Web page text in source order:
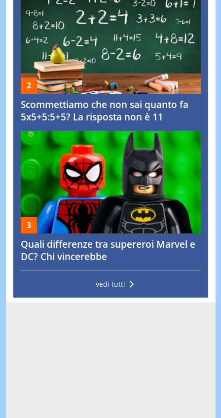
Scommettiamo che non sai quanto fa
5x5+5:5+5? La risposta non è 11
Quali differenze tra supereroi Marvel e
DC? Chi vincerebbe
vedi tutti